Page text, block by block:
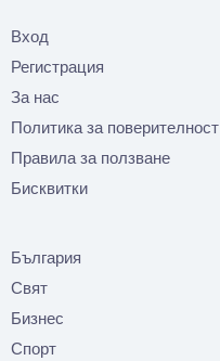
Вход
Регистрация
За нас
Политика за поверителност
Правила за ползване
Бисквитки
България
Свят
Бизнес
Спорт